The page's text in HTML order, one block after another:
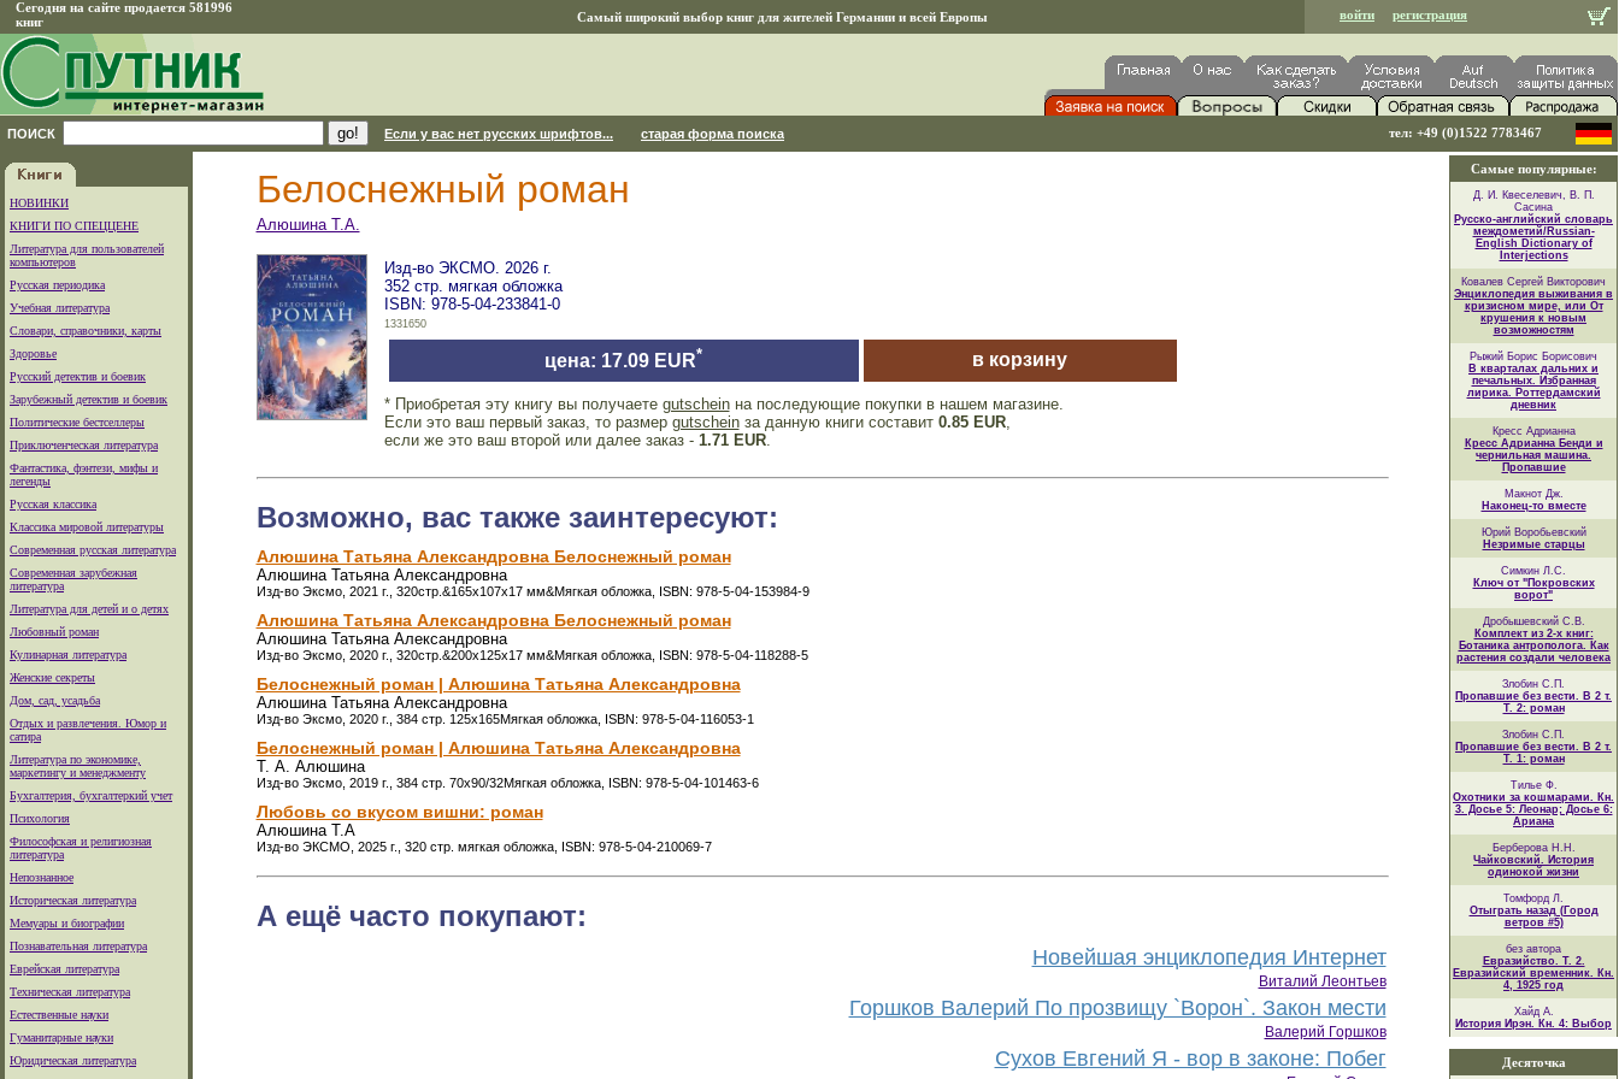
Сегодня на сайте продается 581996
книг
Самый широкий выбор книг для жителей Германии и всей Европы войти регистрация
ПОИСК Если у вас нет русских шрифтов... старая форма поиска тел: +49 (0)1522 7783467
НОВИНКИ
КНИГИ ПО СПЕЦЦЕНЕ
Литература для пользователей
компьютеров
Русская периодика
Учебная литература
Словари, справочники, карты
Здоровье
Русский детектив и боевик
Зарубежный детектив и боевик
Политические бестселлеры
Приключенческая литература
Фантастика, фэнтези, мифы и
легенды
Русская классика
Классика мировой литературы
Современная русская литература
Современная зарубежная
литература
Литература для детей и о детях
Любовный роман
Кулинарная литература
Женские секреты
Дом, сад, усадьба
Отдых и развлечения. Юмор и
сатира
Литература по экономике,
маркетингу и менеджменту
Бухгалтерия, бухгалтеркий учет
Психология
Философская и религиозная
литература
Непознанное
Историческая литература
Мемуары и биографии
Познавательная литература
Еврейская литература
Техническая литература
Естественные науки
Гуманитарные науки
Юридическая литература
Белоснежный роман
Алюшина Т.А.
Изд-во ЭКСМО. 2026 г.
352 стр. мягкая обложка
ISBN: 978-5-04-233841-0
1331650
цена: 17.09 EUR* в корзину
* Приобретая эту книгу вы получаете gutscheinна последующие покупки в нашем магазине.
Если это ваш первый заказ, то размер gutscheinза данную книги составит 0.85 EUR,
если же это ваш второй или далее заказ - 1.71 EUR.
Возможно, вас также заинтересуют:
Алюшина Татьяна Александровна Белоснежный роман
Алюшина Татьяна Александровна
Изд-во Эксмо, 2021 г., 320стр.&165x107x17 мм&Мягкая обложка, ISBN: 978-5-04-153984-9
Алюшина Татьяна Александровна Белоснежный роман
Алюшина Татьяна Александровна
Изд-во Эксмо, 2020 г., 320стр.&200x125x17 мм&Мягкая обложка, ISBN: 978-5-04-118288-5
Белоснежный роман | Алюшина Татьяна Александровна
Алюшина Татьяна Александровна
Изд-во Эксмо, 2020 г., 384 стр. 125x165Мягкая обложка, ISBN: 978-5-04-116053-1
Белоснежный роман | Алюшина Татьяна Александровна
Т. А. Алюшина
Изд-во Эксмо, 2019 г., 384 стр. 70x90/32Мягкая обложка, ISBN: 978-5-04-101463-6
Любовь со вкусом вишни: роман
Алюшина Т.А
Изд-во ЭКСМО, 2025 г., 320 стр. мягкая обложка, ISBN: 978-5-04-210069-7
А ещё часто покупают:
Новейшая энциклопедия Интернет
Виталий Леонтьев
Горшков Валерий По прозвищу `Ворон`. Закон мести
Валерий Горшков
Сухов Евгений Я - вор в законе: Побег
Самые популярные:
Д. И. Квеселевич, В. П.
Сасина
Русско-английский словарь
междометий/Russian-
English Dictionary of
Interjections
Ковалев Сергей Викторович
Энциклопедия выживания в
кризисном мире, или От
крушения к новым
возможностям
Рыжий Борис Борисович
В кварталах дальних и
печальных. Избранная
лирика. Роттердамский
дневник
Кресс Адрианна
Кресс Адрианна Бенди и
чернильная машина.
Пропавшие
Макнот Дж.
Наконец-то вместе
Юрий Воробьевский
Незримые старцы
Симкин Л.С.
Ключ от "Покровских
ворот"
Дробышевский С.В.
Комплект из 2-х книг:
Ботаника антрополога. Как
растения создали человека
Злобин С.П.
Пропавшие без вести. В 2 т.
Т. 2: роман
Злобин С.П.
Пропавшие без вести. В 2 т.
Т. 1: роман
Тилье Ф.
Охотники за кошмарами. Кн.
3. Досье 5: Леонар; Досье 6:
Ариана
Берберова Н.Н.
Чайковский. История
одинокой жизни
Томфорд Л.
Отыграть назад (Город
ветров #5)
без автора
Евразийство. Т. 2.
Евразийский временник. Кн.
4, 1925 год
Хайд А.
История Ирэн. Кн. 4: Выбор
Десяточка